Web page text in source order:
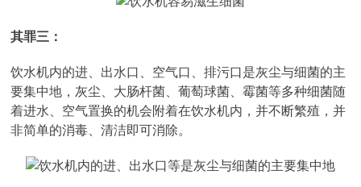
其罪三：
饮水机内的进、出水口、空气口、排污口是灰尘与细菌的主
要集中地，灰尘、大肠杆菌、葡萄球菌、霉菌等多种细菌随
着进水、空气置换的机会附着在饮水机内，并不断繁殖，并
非简单的消毒、清洁即可消除。